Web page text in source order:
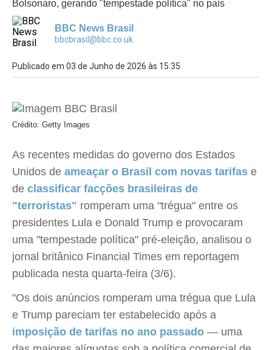
Bolsonaro, gerando "tempestade política" no país
BBC News Brasil
bbcbrasil@bbc.co.uk
Publicado em 03 de Junho de 2026 às 15:35
Crédito: Getty Images
As recentes medidas do governo dos Estados
Unidos de ameaçar o Brasil com novas tarifas e
de classificar facções brasileiras de
"terroristas" romperam uma "trégua" entre os
presidentes Lula e Donald Trump e provocaram
uma "tempestade política" pré-eleição, analisou o
jornal britânico Financial Times em reportagem
publicada nesta quarta-feira (3/6).
"Os dois anúncios romperam uma trégua que Lula
e Trump pareciam ter estabelecido após a
imposição de tarifas no ano passado — uma